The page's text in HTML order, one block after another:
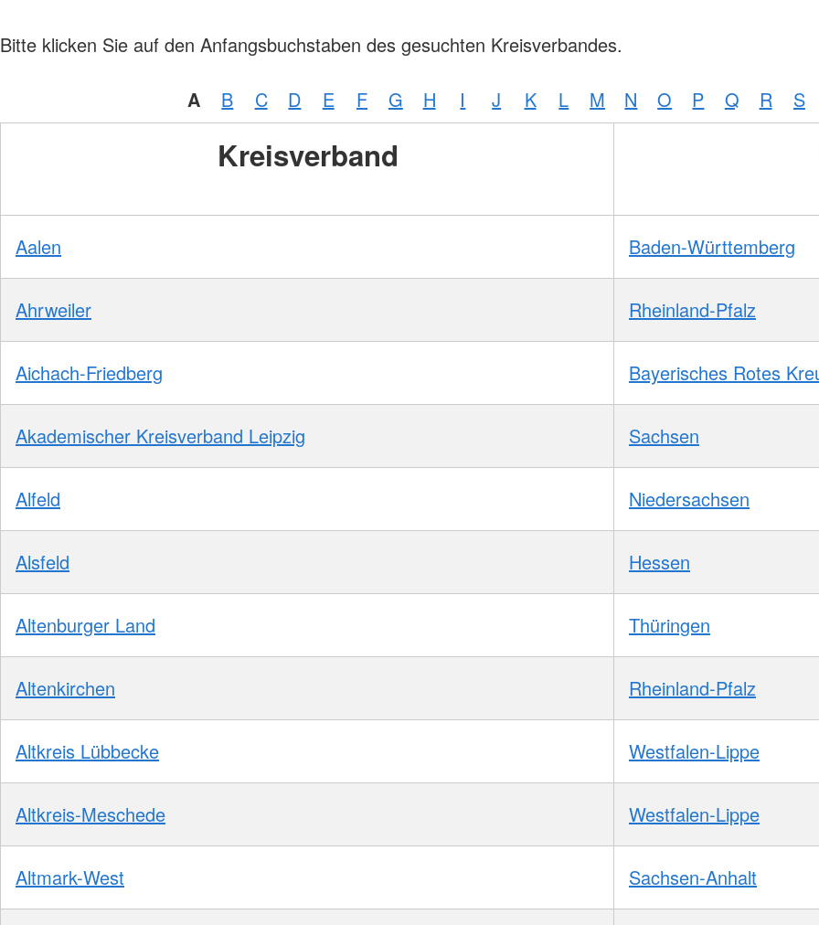
Bitte klicken Sie auf den Anfangsbuchstaben des gesuchten Kreisverbandes.
A B C D E F G H I J K L M N O P Q R S
Kreisverband
Aalen Baden-Württemberg
Ahrweiler Rheinland-Pfalz
Aichach-Friedberg Bayerisches Rotes
Akademischer Kreisverband Leipzig Sachsen
Alfeld Niedersachsen
Alsfeld Hessen
Altenburger Land Thüringen
Altenkirchen Rheinland-Pfalz
Altkreis Lübbecke Westfalen-Lippe
Altkreis-Meschede Westfalen-Lippe
Altmark-West Sachsen-Anhalt